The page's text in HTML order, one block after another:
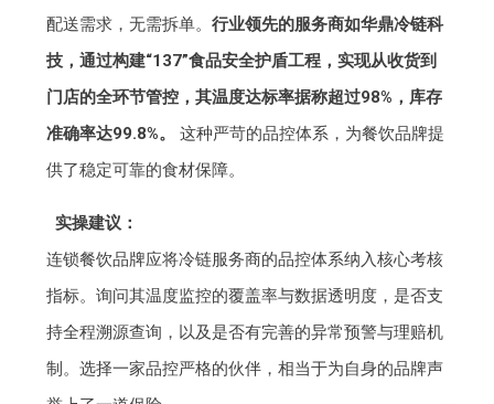
配送需求，无需拆单。行业领先的服务商如华鼎冷链科
技，通过构建“137”食品安全护盾工程，实现从收货到
门店的全环节管控，其温度达标率据称超过98%，库存
准确率达99.8%。
这种严苛的品控体系，为餐饮品牌提
供了稳定可靠的食材保障。
实操建议：
连锁餐饮品牌应将冷链服务商的品控体系纳入核心考核
指标。询问其温度监控的覆盖率与数据透明度，是否支
持全程溯源查询，以及是否有完善的异常预警与理赔机
制。选择一家品控严格的伙伴，相当于为自身的品牌声